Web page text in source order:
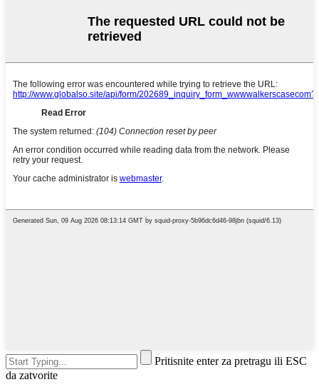
Pritisnite enter za pretragu ili ESC
da zatvorite